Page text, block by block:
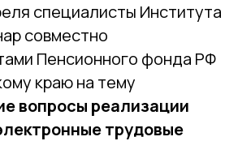
специалисты Института
совместно
Пенсионного фонда РФ
краю на тему
вопросы реализации
трудовые